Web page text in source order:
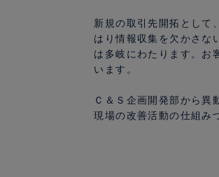
新規の取引先開拓として
はり情報収集を欠かさな
は多岐にわたります。お
います。
Ｃ＆Ｓ企画開発部から異
現場の改善活動の仕組み